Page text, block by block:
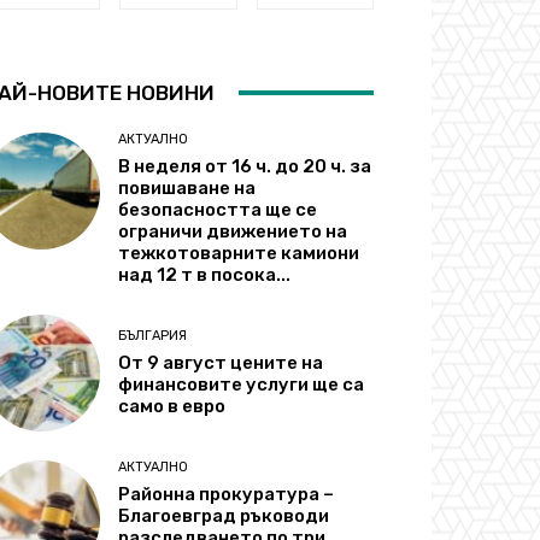
НОВИТЕ НОВИНИ
АКТУАЛНО
В неделя от 16 ч. до 20 ч. за
повишаване на
безопасността ще се
ограничи движението на
тежкотоварните камиони
над 12 т в посока...
БЪЛГАРИЯ
От 9 август цените на
финансовите услуги ще са
само в евро
АКТУАЛНО
Районна прокуратура –
Благоевград ръководи